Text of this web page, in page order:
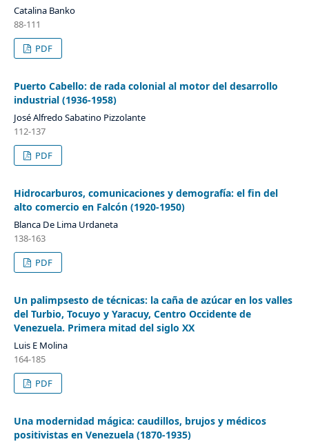
Catalina Banko
88-111
PDF
Puerto Cabello: de rada colonial al motor del desarrollo
industrial (1936-1958)
José Alfredo Sabatino Pizzolante
112-137
PDF
Hidrocarburos, comunicaciones y demografía: el fin del
alto comercio en Falcón (1920-1950)
Blanca De Lima Urdaneta
138-163
PDF
Un palimpsesto de técnicas: la caña de azúcar en los valles
del Turbio, Tocuyo y Yaracuy, Centro Occidente de
Venezuela. Primera mitad del siglo XX
Luis E Molina
164-185
PDF
Una modernidad mágica: caudillos, brujos y médicos
positivistas en Venezuela (1870-1935)